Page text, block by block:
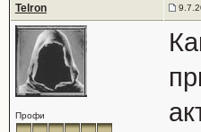
Telron
Профи